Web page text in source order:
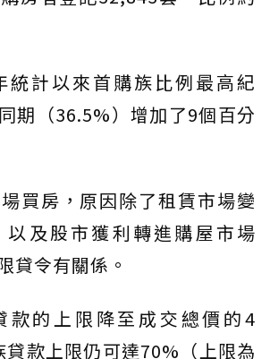
統計以來首購族比例最高紀
期（36.5%）增加了9個百分
買房，原因除了租賃市場變
以及股市獲利轉進購屋市場
貸令有關係。
款的上限降至成交總價的4
款上限仍可達70%（上限為